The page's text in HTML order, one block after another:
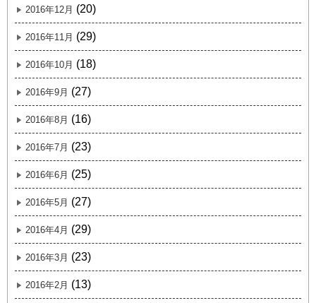
2016年12月 (20)
2016年11月 (29)
2016年10月 (18)
2016年9月 (27)
2016年8月 (16)
2016年7月 (23)
2016年6月 (25)
2016年5月 (27)
2016年4月 (29)
2016年3月 (23)
2016年2月 (13)